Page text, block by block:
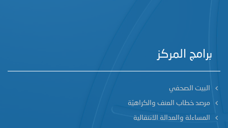
برامج المركز
البيت الصحفي
مرصد خطاب العنف والكراهيّة
المساءلة والعدالة الانتقالية